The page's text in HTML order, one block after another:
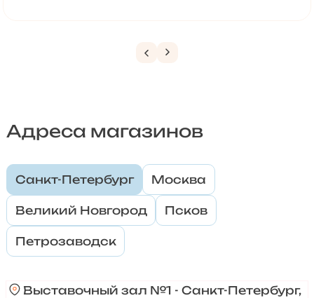
Адреса магазинов
Санкт-Петербург Москва
Великий Новгород Псков
Петрозаводск
Выставочный зал №1 - Санкт-Петербург,